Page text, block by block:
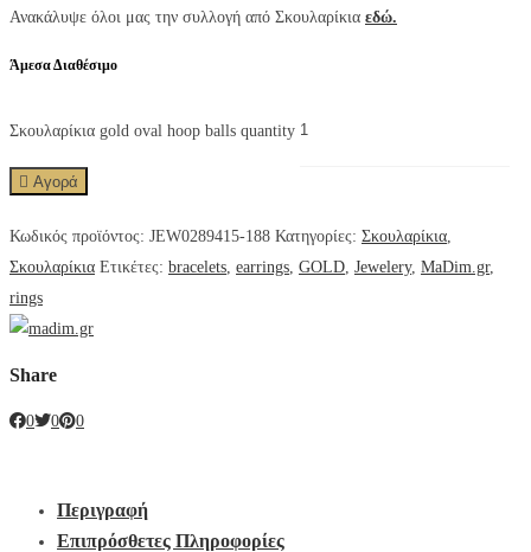
Ανακάλυψε όλοι μας την συλλογή από Σκουλαρίκια εδώ.
Άμεσα Διαθέσιμο
Σκουλαρίκια gold oval hoop balls quantity
Αγορά
Κωδικός προϊόντος: JEW0289415-188 Κατηγορίες: Σκουλαρίκια
Σκουλαρίκια Ετικέτες: bracelets earrings GOLD Jewelery, MaDim.gr,
rings
Share
0 0 0
Περιγραφή
Επιπρόσθετες Πληροφορίες